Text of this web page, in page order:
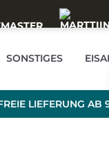
SONSTIGES
LIEFERUNG AB